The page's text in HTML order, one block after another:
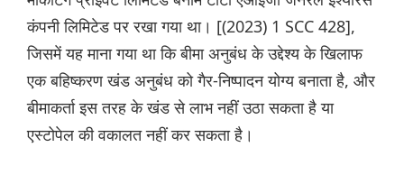
कंपनी लिमिटेड पर रखा गया था। [(2023) 1 SCC 428],
जिसमें यह माना गया था कि बीमा अनुबंध के उद्देश्य के खिलाफ
एक बहिष्करण खंड अनुबंध को गैर-निष्पादन योग्य बनाता है, और
बीमाकर्ता इस तरह के खंड से लाभ नहीं उठा सकता है या
एस्टोपेल की वकालत नहीं कर सकता है।